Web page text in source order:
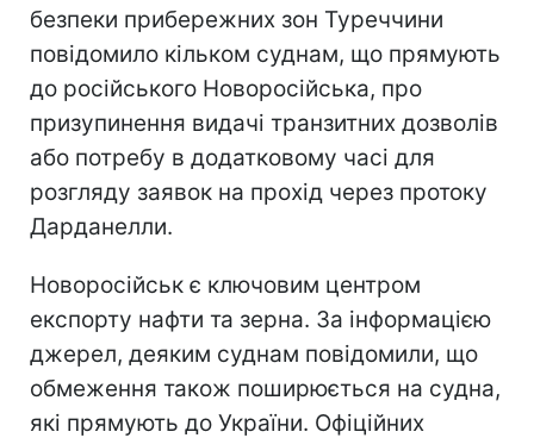
безпеки прибережних зон Туреччини
повідомило кільком суднам, що прямують
до російського Новоросійська, про
призупинення видачі транзитних дозволів
або потребу в додатковому часі для
розгляду заявок на прохід через протоку
Дарданелли.
Новоросійськ є ключовим центром
експорту нафти та зерна. За інформацією
джерел, деяким суднам повідомили, що
обмеження також поширюється на судна,
які прямують до України. Офіційних